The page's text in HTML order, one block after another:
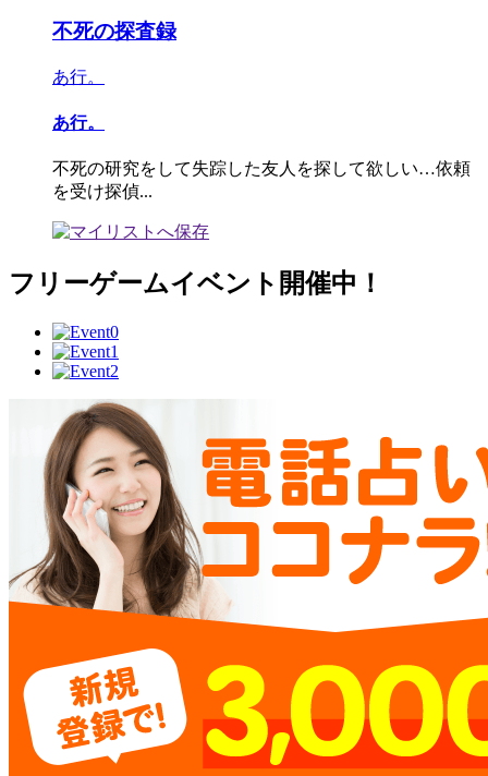
不死の探査録
あ行。
あ行。
不死の研究をして失踪した友人を探して欲しい…依頼
を受け探偵...
フリーゲームイベント開催中！